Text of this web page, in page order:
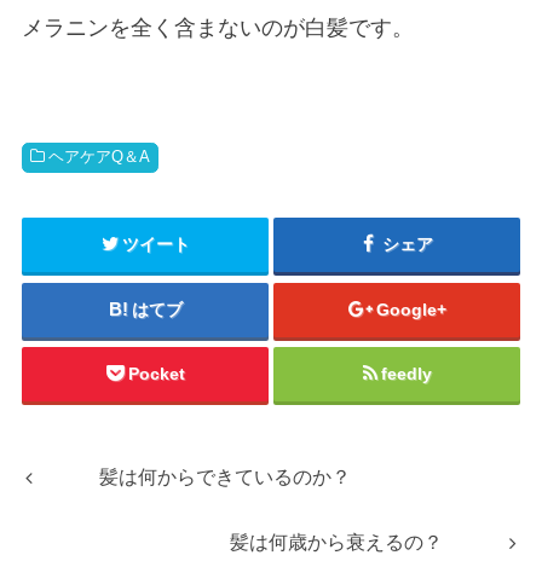
メラニンを全く含まないのが白髪です。
ヘアケアQ＆A
ツイート シェア
はてブ Google+
Pocket feedly
髪は何からできているのか？
髪は何歳から衰えるの？